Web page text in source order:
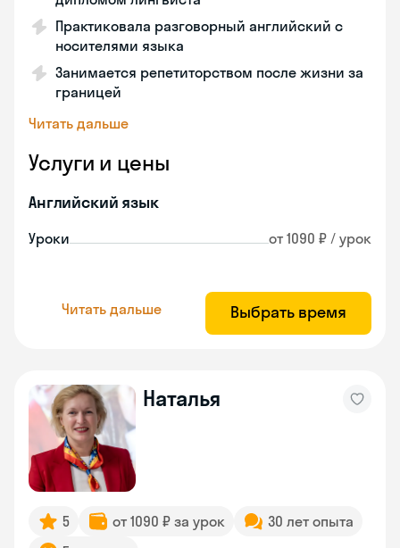
Практиковала разговорный английский с
носителями языка
Занимается репетиторством после жизни за
границей
Читать дальше
Услуги и цены
Английский язык
Уроки от 1090 ₽ / урок
Читать дальше Выбрать время
Наталья
5 от 1090 ₽ за урок
30 лет опыта